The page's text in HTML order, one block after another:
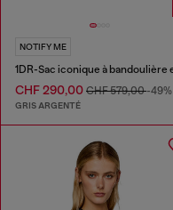
NOTIFY ME
CHF 290,00 CHF 579,00-49%
GRIS ARGENTÉ